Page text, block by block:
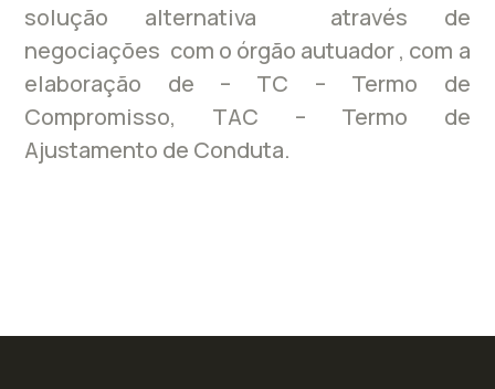
solução alternativa através de
negociações com o órgão autuador , com a
elaboração de – TC – Termo de
Compromisso, TAC – Termo de
Ajustamento de Conduta.